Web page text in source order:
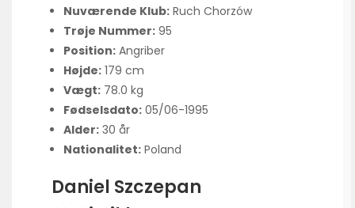
Nuværende Klub: Ruch Chorzów
Trøje Nummer: 95
Position: Angriber
Højde: 179 cm
Vægt: 78.0 kg
Fødselsdato: 05/06-1995
Alder: 30 år
Nationalitet: Poland
Daniel Szczepan